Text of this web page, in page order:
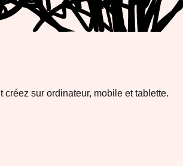
sur ordinateur, mobile et tablette.